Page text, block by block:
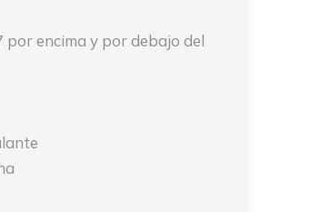
encima y por debajo del